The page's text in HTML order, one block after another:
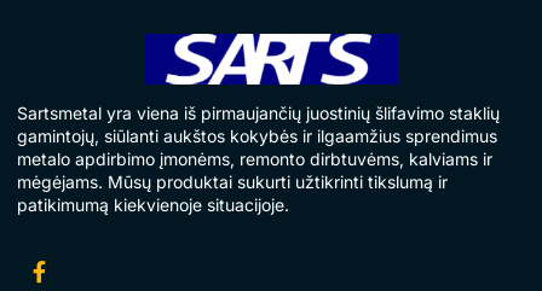
Sartsmetal yra viena iš pirmaujančių juostinių šlifavimo staklių
gamintojų, siūlanti aukštos kokybės ir ilgaamžius sprendimus
metalo apdirbimo įmonėms, remonto dirbtuvėms, kalviams ir
mėgėjams. Mūsų produktai sukurti užtikrinti tikslumą ir
patikimumą kiekvienoje situacijoje.